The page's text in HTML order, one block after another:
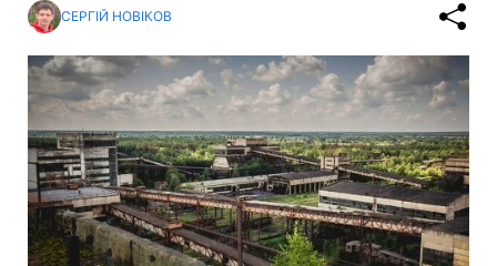
СЕРГІЙ НОВІКОВ